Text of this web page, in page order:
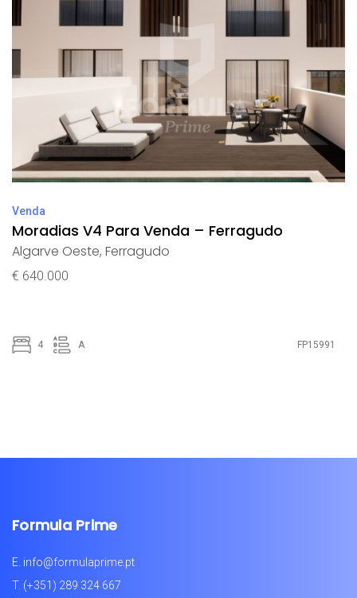
Venda
Moradias V4 Para Venda – Ferragudo
Algarve Oeste, Ferragudo
€ 640.000
4 A FP15991
Formula Prime
E. info@formulaprime.pt
T. (+351) 289 324 667